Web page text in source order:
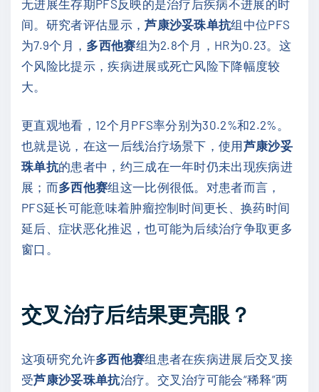
无进展生存期PFS反映的是治疗后疾病不进展的时
间。研究者评估显示，芦康沙妥珠单抗组中位PFS
为7.9个月， 多西他赛组为2.8个月，HR为0.23。这
个风险比提示，疾病进展或死亡风险下降幅度较
大。
更直观地看，12个月PFS率分别为30.2%和2.2%。
也就是说，在这一后线治疗场景下，使用芦康沙妥
珠单抗的患者中，约三成在一年时仍未出现疾病进
展；而多西他赛组这一比例很低。对患者而言，
PFS延长可能意味着肿瘤控制时间更长、换药时间
延后、症状恶化推迟，也可能为后续治疗争取更多
窗口。
交叉治疗后结果更亮眼？
这项研究允许多西他赛组患者在疾病进展后交叉接
受芦康沙妥珠单抗治疗。交叉治疗可能会“稀释”两